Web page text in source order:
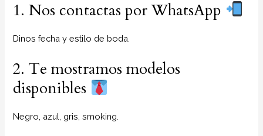
1. Nos contactas por WhatsApp
Dinos fecha y estilo de boda.
2. Te mostramos modelos
disponibles
Negro, azul, gris, smoking.